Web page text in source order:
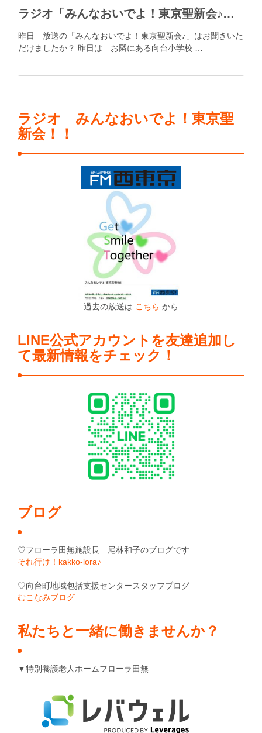
ラジオ「みんなおいでよ！東京聖新会♪」第６４回
昨日 放送の「みんなおいでよ！東京聖新会♪」はお聞きいた
だけましたか？ 昨日は お隣にある向台小学校 …
ラジオ みんなおいでよ！東京聖
新会！！
過去の放送は こちら から
LINE公式アカウントを友達追加し
て最新情報をチェック！
ブログ
♡フローラ田無施設長 尾林和子のブログです
それ行け！kakko-lora♪
♡向台町地域包括支援センタースタッフブログ
むこなみブログ
私たちと一緒に働きませんか？
▼特別養護老人ホームフローラ田無